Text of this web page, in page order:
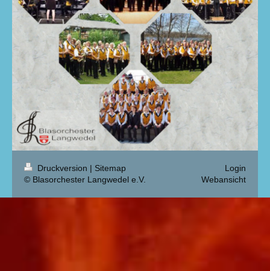
Druckversion | Sitemap
© Blasorchester Langwedel e.V.
Login
Webansicht